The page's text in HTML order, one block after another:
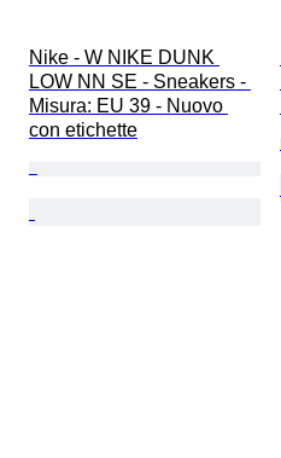
Nike - W NIKE DUNK
LOW NN SE - Sneakers -
Misura: EU 39 - Nuovo
con etichette